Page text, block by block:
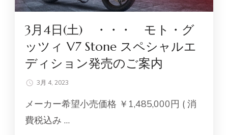
3月4日(土) ・・・ モト・グ
ッツィ V7 Stone スペシャルエ
ディション発売のご案内
3月 4, 2023
メーカー希望小売価格 ￥1,485,000円 ( 消
費税込み …